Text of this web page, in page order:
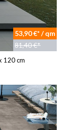
53,90 €* / qm
81,40 €*
120 cm